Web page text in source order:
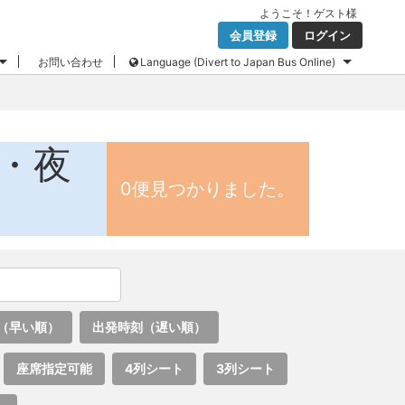
ようこそ！ ゲスト 様
会員登録 ログイン
お問い合わせ Language (Divert to Japan Bus Online)
夜
0便見つかりました。
早い順） 出発時刻（遅い順）
座席指定可能 4列シート 3列シート